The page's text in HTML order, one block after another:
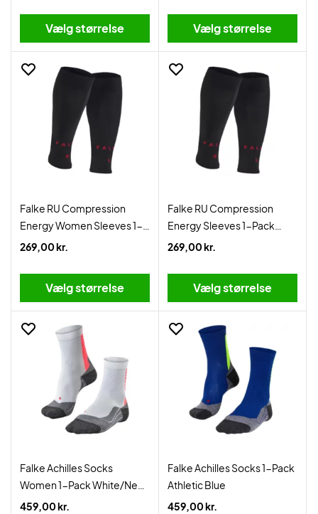
Vælg størrelse Vælg størrelse
Falke RU Compression
Energy Women Sleeves 1-
Pack Black
269,00 kr.
Vælg størrelse
Falke RU Compression
Energy Sleeves 1-Pack
Black
269,00 kr.
Vælg størrelse
Falke Achilles Socks
Women 1-Pack White/Neon
Red
459,00 kr.
Falke Achilles Socks 1-Pack
Athletic Blue
459,00 kr.